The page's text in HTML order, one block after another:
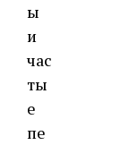
ы
и
час
ты
е
пе